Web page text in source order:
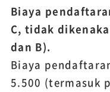
Biaya
C, tidak
dan B).
Biaya
5.500 (termasuk